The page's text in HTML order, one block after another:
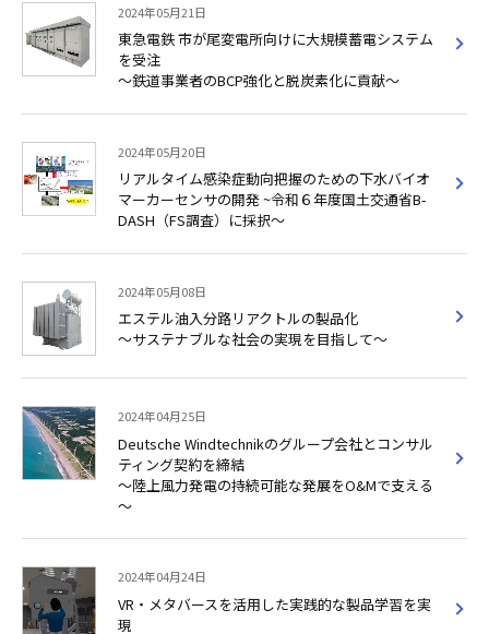
2024年05月21日
東急電鉄 市が尾変電所向けに大規模蓄電システム
を受注
～鉄道事業者のBCP強化と脱炭素化に貢献～
2024年05月20日
リアルタイム感染症動向把握のための下⽔バイオ
マーカーセンサの開発 ~令和６年度国⼟交通省B-
DASH（FS調査）に採択～
2024年05月08日
エステル油入分路リアクトルの製品化
～サステナブルな社会の実現を目指して～
2024年04月25日
Deutsche Windtechnikのグループ会社とコンサル
ティング契約を締結
～陸上風力発電の持続可能な発展をO&Mで支える
～
2024年04月24日
VR・メタバースを活用した実践的な製品学習を実
現